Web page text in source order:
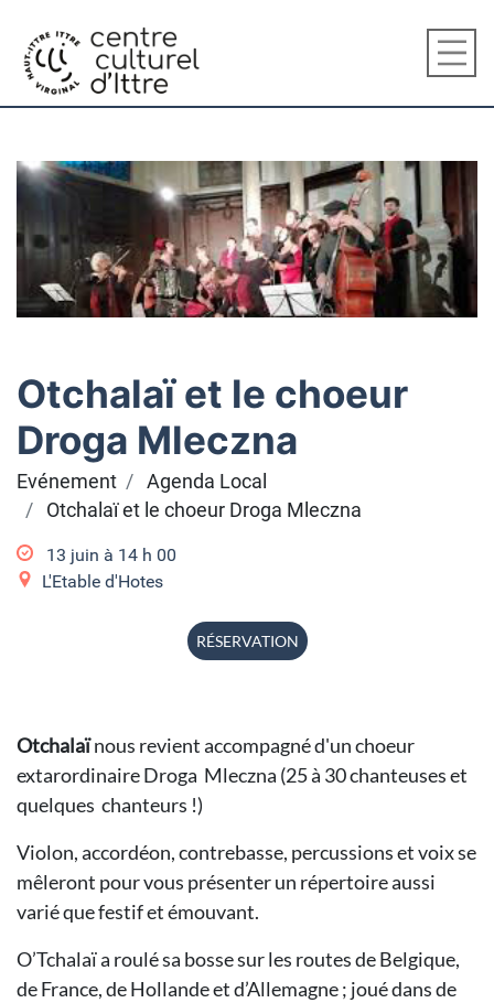
Otchalaï et le choeur
Droga Mleczna
Evénement
Agenda Local
Otchalaï et le choeur Droga Mleczna
13 juin à 14 h 00
L'Etable d'Hotes
RÉSERVATION
Otchalaïnous revient accompagné d'un choeur
extarordinaire Droga Mleczna (25 à 30 chanteuses et
quelques chanteurs !)
Violon, accordéon, contrebasse, percussions et voix se
mêleront pour vous présenter un répertoire aussi
varié que festif et émouvant.
O’Tchalaï a roulé sa bosse sur les routes de Belgique,
de France, de Hollande et d’Allemagne ; joué dans de